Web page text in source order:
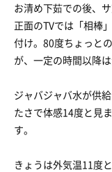
お清め下茹での後、
正面のTVでは「相棒
付け。80度ちょっと
が、一定の時間以降
ジャバジャバ水が供
たさで体感14度と見
す。
きょうは外気温11度